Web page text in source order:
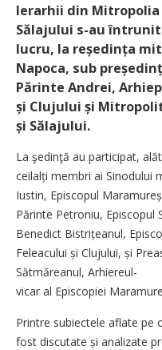
Ierarhii din
Sălajului s-au
lucru, la reședința
Napoca, sub
Părinte Andrei,
și Clujului și
și Sălajului.
La şedinţă au participat,
ceilalți membri ai Sinodului
Iustin, Episcopul
Părinte Petroniu, Episcopul
Benedict Bistri­țeanul,
Feleacului și Clujului, și
Sătmăreanul, Arhiereul-
vicar al Episcopiei
Printre subiectele aflate pe
fost discutate și analizate